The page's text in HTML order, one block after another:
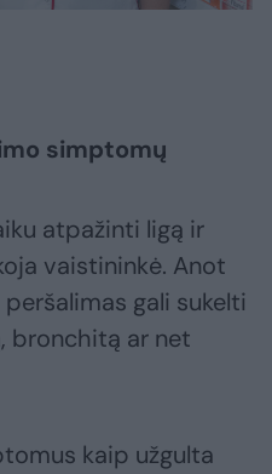
simptomų
atpažinti ligą ir
vaistininkė. Anot
gali sukelti
bronchitą ar net
kaip užgulta